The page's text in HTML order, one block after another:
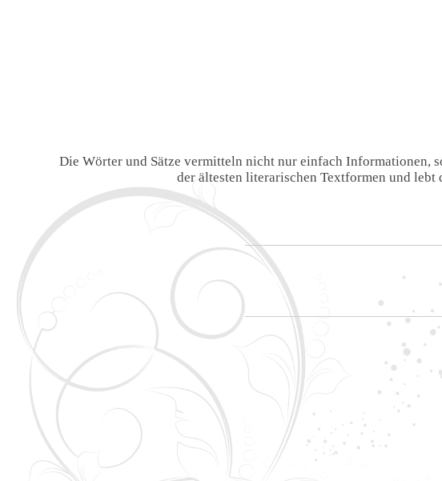
Die Wörter und Sätze vermitteln nicht nur einfach Informationen,
der ältesten literarischen Textformen und